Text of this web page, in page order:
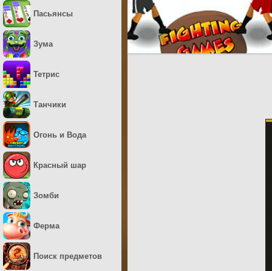
Пасьянсы
Зума
Тетрис
Танчики
Огонь и Вода
Красный шар
Зомби
Ферма
Поиск предметов